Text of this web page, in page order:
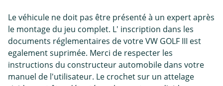
Le véhicule ne doit pas être présenté à un expert après
le montage du jeu complet. L' inscription dans les
documents réglementaires de votre VW GOLF III est
egalement suprimée. Merci de respecter les
instructions du constructeur automobile dans votre
manuel de l'utilisateur. Le crochet sur un attelage